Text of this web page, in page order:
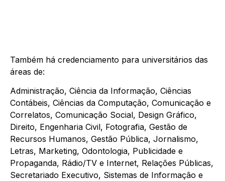
Também há credenciamento para universitários das
áreas de:
Administração, Ciência da Informação, Ciências
Contábeis, Ciências da Computação, Comunicação e
Correlatos, Comunicação Social, Design Gráfico,
Direito, Engenharia Civil, Fotografia, Gestão de
Recursos Humanos, Gestão Pública, Jornalismo,
Letras, Marketing, Odontologia, Publicidade e
Propaganda, Rádio/TV e Internet, Relações Públicas,
Secretariado Executivo, Sistemas de Informação e